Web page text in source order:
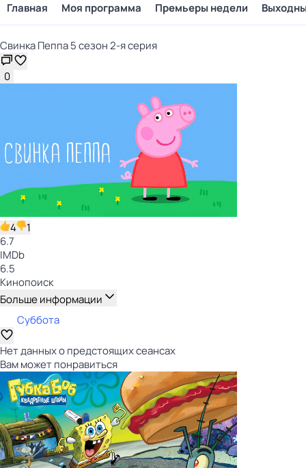
Главная Моя программа Премьеры недели
Свинка Пеппа 5 сезон 2-я серия
0
4
1
6.7
IMDb
6.5
Кинопоиск
Больше информации
Суббота
Нет данных о предстоящих сеансах
Вам может понравиться